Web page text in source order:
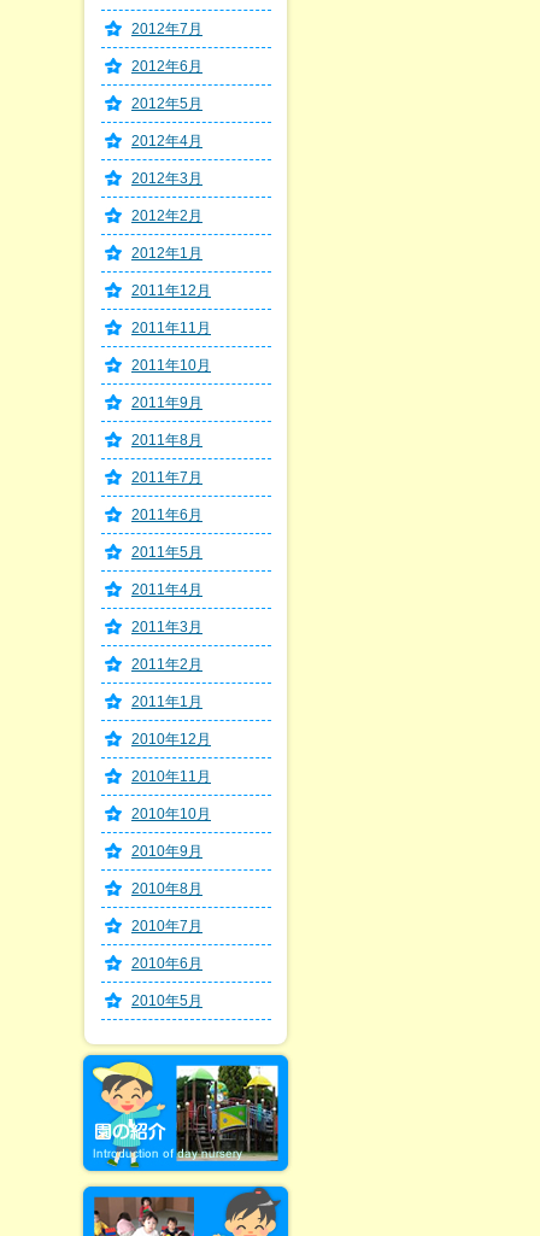
2012年7月
2012年6月
2012年5月
2012年4月
2012年3月
2012年2月
2012年1月
2011年12月
2011年11月
2011年10月
2011年9月
2011年8月
2011年7月
2011年6月
2011年5月
2011年4月
2011年3月
2011年2月
2011年1月
2010年12月
2010年11月
2010年10月
2010年9月
2010年8月
2010年7月
2010年6月
2010年5月